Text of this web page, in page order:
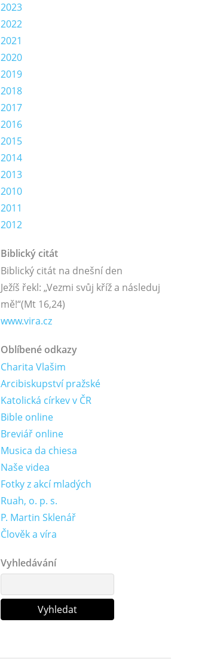
2023
2022
2021
2020
2019
2018
2017
2016
2015
2014
2013
2010
2011
2012
Biblický citát
Biblický citát na dnešní den
Ježíš řekl: „Vezmi svůj kříž a následuj
mě!“(Mt 16,24)
www.vira.cz
Oblíbené odkazy
Charita Vlašim
Arcibiskupství pražské
Katolická církev v ČR
Bible online
Breviář online
Musica da chiesa
Naše videa
Fotky z akcí mladých
Ruah, o. p. s.
P. Martin Sklenář
Člověk a víra
Vyhledávání